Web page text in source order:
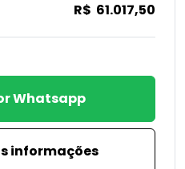
R$ 61.017,50
Whatsapp
informações